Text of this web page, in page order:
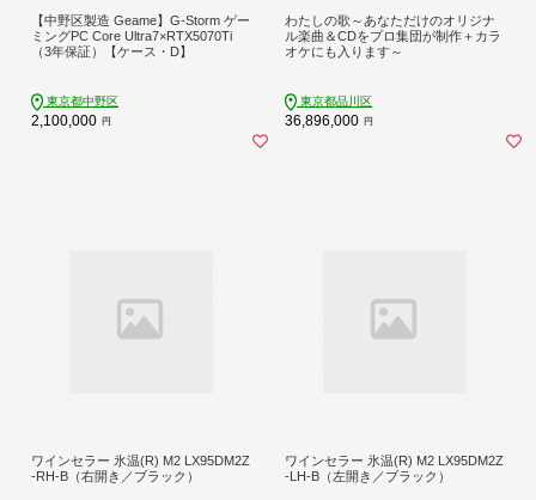
【中野区製造 Geame】G-Storm ゲー
ミングPC Core Ultra7×RTX5070Ti
（3年保証）【ケース・D】
東京都中野区
2,100,000 円
わたしの歌～あなただけのオリジナ
ル楽曲＆CDをプロ集団が制作＋カラ
オケにも入ります～
東京都品川区
36,896,000 円
ワインセラー 氷温(R) M2 LX95DM2Z
-RH-B（右開き／ブラック）
ワインセラー 氷温(R) M2 LX95DM2Z
-LH-B（左開き／ブラック）